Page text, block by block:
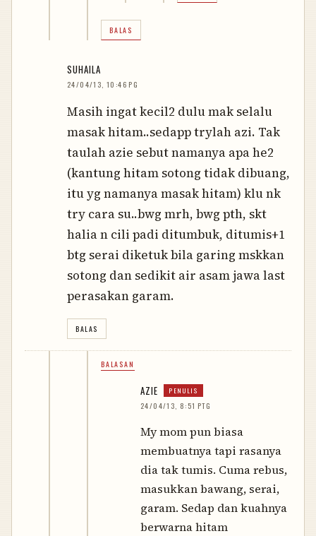
BALAS
SUHAILA
24/04/13, 10:46 PG
Masih ingat kecil2 dulu mak selalu
masak hitam..sedapp trylah azi. Tak
taulah azie sebut namanya apa he2
(kantung hitam sotong tidak dibuang,
itu yg namanya masak hitam) klu nk
try cara su..bwg mrh, bwg pth, skt
halia n cili padi ditumbuk, ditumis+1
btg serai diketuk bila garing mskkan
sotong dan sedikit air asam jawa last
perasakan garam.
BALAS
BALASAN
AZIE
24/04/13, 8:51 PTG
My mom pun biasa
membuatnya tapi rasanya
dia tak tumis. Cuma rebus,
masukkan bawang, serai,
garam. Sedap dan kuahnya
berwarna hitam